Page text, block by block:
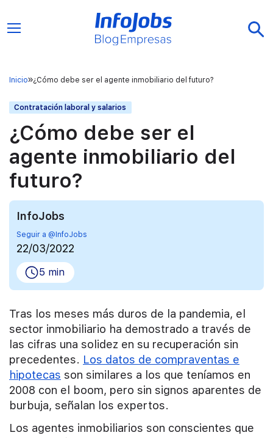
Inicio ¿Cómo debe ser el agente inmobiliario del futuro?
Contratación laboral y salarios
¿Cómo debe ser el
agente inmobiliario del
futuro?
InfoJobs
Seguir a @InfoJobs
22/03/2022
5 min
Tras los meses más duros de la pandemia, el
sector inmobiliario ha demostrado a través de
las cifras una solidez en su recuperación sin
precedentes. Los datos de compraventas e
hipotecas son similares a los que teníamos en
2008 con el boom, pero sin signos aparentes de
burbuja, señalan los expertos.
Los agentes inmobiliarios son conscientes que